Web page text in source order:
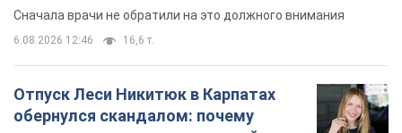
над "i"
6.08.2026 17:32 13,2 т.
"Динамо" с победы стартовало в
квалификации Лиги конференций.